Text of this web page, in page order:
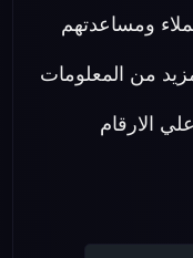
ومساعدتهم
من المعلومات
الارقام